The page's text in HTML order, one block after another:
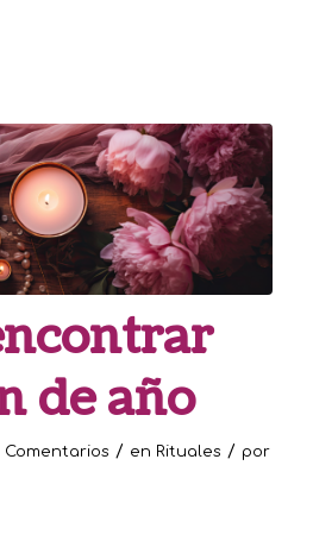
de año
Comentarios / en Rituales / por